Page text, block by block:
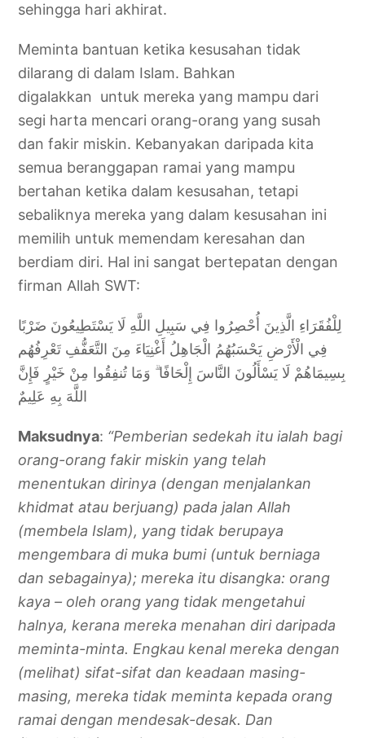
sehingga hari akhirat.
Meminta bantuan ketika kesusahan tidak
dilarang di dalam Islam. Bahkan
digalakkan untuk mereka yang mampu dari
segi harta mencari orang-orang yang susah
dan fakir miskin. Kebanyakan daripada kita
semua beranggapan ramai yang mampu
bertahan ketika dalam kesusahan, tetapi
sebaliknya mereka yang dalam kesusahan ini
memilih untuk memendam keresahan dan
berdiam diri. Hal ini sangat bertepatan dengan
firman Allah SWT:
لِلْفُقَرَاءِ الَّذِينَ أُحْصِرُوا فِي سَبِيلِ اللَّهِ لَا يَسْتَطِيعُونَ ضَرْبًا
فِي الْأَرْضِ يَحْسَبُهُمُ الْجَاهِلُ أَغْنِيَاءَ مِنَ التَّعَفُّفِ تَعْرِفُهُم
بِسِيمَاهُمْ لَا يَسْأَلُونَ النَّاسَ إِلْحَافًا ۗ وَمَا تُنفِقُوا مِنْ خَيْرٍ فَإِنَّ
اللَّهَ بِهِ عَلِيمٌ
Maksudnya: “Pemberian sedekah itu ialah bagi
orang-orang fakir miskin yang telah
menentukan dirinya (dengan menjalankan
khidmat atau berjuang) pada jalan Allah
(membela Islam), yang tidak berupaya
mengembara di muka bumi (untuk berniaga
dan sebagainya); mereka itu disangka: orang
kaya – oleh orang yang tidak mengetahui
halnya, kerana mereka menahan diri daripada
meminta-minta. Engkau kenal mereka dengan
(melihat) sifat-sifat dan keadaan masing-
masing, mereka tidak meminta kepada orang
ramai dengan mendesak-desak. Dan